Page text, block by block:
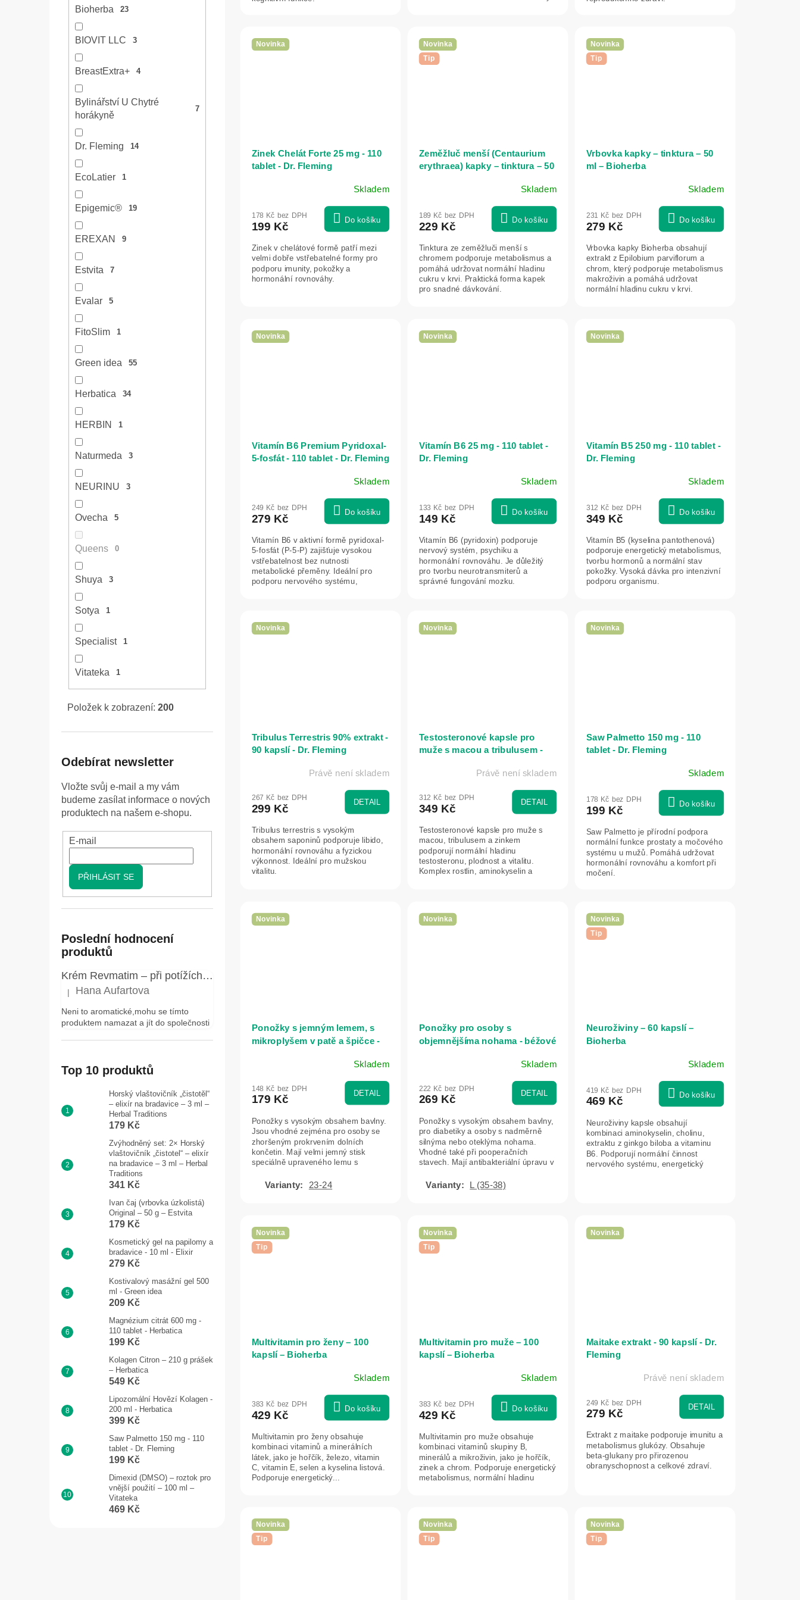
Bioherba 23
BIOVIT LLC 3
BreastExtra+ 4
Bylinářství U Chytré
horákyně
7
Dr. Fleming 14
EcoLatier 1
Epigemic® 19
EREXAN 9
Estvita 7
Evalar 5
FitoSlim 1
Green idea 55
Herbatica 34
HERBIN 1
Naturmeda 3
NEURINU 3
Ovecha 5
Queens 0
Shuya 3
Sotya 1
Specialist 1
Vitateka 1
Položek k zobrazení: 200
Odebírat newsletter
Vložte svůj e-mail a my vám
budeme zasílat informace o nových
produktech na našem e-shopu.
E-mail
PŘIHLÁSIT SE
Poslední hodnocení
produktů
Krém Revmatim – při potížích s klouby a pohybovým aparátem, bolestech zad a revmatických obtížích – Elixir – 75 ml
Hodnocení produktu je 5 z 5 hvězdiček.
| Hana Aufartova
Neni to aromatické,mohu se tímto
produktem namazat a jít do společnosti
Top 10 produktů
Horský vlaštovičník „čistotěl“
– elixír na bradavice – 3 ml –
Herbal Traditions
179 Kč
Zvýhodněný set: 2× Horský
vlaštovičník „čistotel“ – elixír
na bradavice – 3 ml – Herbal
Traditions
341 Kč
Ivan čaj (vrbovka úzkolistá)
Original – 50 g – Estvita
179 Kč
Kosmetický gel na papilomy a
bradavice - 10 ml - Elixir
279 Kč
Kostivalový masážní gel 500
ml - Green idea
209 Kč
Magnézium citrát 600 mg -
110 tablet - Herbatica
199 Kč
Kolagen Citron – 210 g prášek
– Herbatica
549 Kč
Lipozomální Hovězí Kolagen -
200 ml - Herbatica
399 Kč
Saw Palmetto 150 mg - 110
tablet - Dr. Fleming
199 Kč
Dimexid (DMSO) – roztok pro
vnější použití – 100 ml –
Vitateka
469 Kč
Novinka
Zinek Chelát Forte 25 mg - 110
tablet - Dr. Fleming
Skladem
178 Kč bez DPH
199 Kč Do košíku
Zinek v chelátové formě patří mezi
velmi dobře vstřebatelné formy pro
podporu imunity, pokožky a
hormonální rovnováhy.
Novinka
Tip
Zeměžluč menší (Centaurium
erythraea) kapky – tinktura – 50
Skladem
189 Kč bez DPH
229 Kč Do košíku
Tinktura ze zeměžluči menší s
chromem podporuje metabolismus a
pomáhá udržovat normální hladinu
cukru v krvi. Praktická forma kapek
pro snadné dávkování.
Novinka
Tip
Vrbovka kapky – tinktura – 50
ml – Bioherba
Skladem
231 Kč bez DPH
279 Kč Do košíku
Vrbovka kapky Bioherba obsahují
extrakt z Epilobium parviflorum a
chrom, který podporuje metabolismus
makroživin a pomáhá udržovat
normální hladinu cukru v krvi.
Novinka
Vitamín B6 Premium Pyridoxal-
5-fosfát - 110 tablet - Dr. Fleming
Skladem
249 Kč bez DPH
279 Kč Do košíku
Vitamín B6 v aktivní formě pyridoxal-
5-fosfát (P-5-P) zajišťuje vysokou
vstřebatelnost bez nutnosti
metabolické přeměny. Ideální pro
podporu nervového systému,
Novinka
Vitamín B6 25 mg - 110 tablet -
Dr. Fleming
Skladem
133 Kč bez DPH
149 Kč Do košíku
Vitamín B6 (pyridoxin) podporuje
nervový systém, psychiku a
hormonální rovnováhu. Je důležitý
pro tvorbu neurotransmiterů a
správné fungování mozku.
Novinka
Vitamín B5 250 mg - 110 tablet -
Dr. Fleming
Skladem
312 Kč bez DPH
349 Kč Do košíku
Vitamín B5 (kyselina pantothenová)
podporuje energetický metabolismus,
tvorbu hormonů a normální stav
pokožky. Vysoká dávka pro intenzivní
podporu organismu.
Novinka
Tribulus Terrestris 90% extrakt -
90 kapslí - Dr. Fleming
Právě není skladem
267 Kč bez DPH
299 Kč
DETAIL
Tribulus terrestris s vysokým
obsahem saponinů podporuje libido,
hormonální rovnováhu a fyzickou
výkonnost. Ideální pro mužskou
vitalitu.
Novinka
Testosteronové kapsle pro
muže s macou a tribulusem -
Právě není skladem
312 Kč bez DPH
349 Kč
DETAIL
Testosteronové kapsle pro muže s
macou, tribulusem a zinkem
podporují normální hladinu
testosteronu, plodnost a vitalitu.
Komplex rostlin, aminokyselin a
Novinka
Saw Palmetto 150 mg - 110
tablet - Dr. Fleming
Skladem
178 Kč bez DPH
199 Kč Do košíku
Saw Palmetto je přírodní podpora
normální funkce prostaty a močového
systému u mužů. Pomáhá udržovat
hormonální rovnováhu a komfort při
močení.
Novinka
Ponožky s jemným lemem, s
mikroplyšem v patě a špičce -
Skladem
148 Kč bez DPH
179 Kč
DETAIL
Ponožky s vysokým obsahem bavlny.
Jsou vhodné zejména pro osoby se
zhoršeným prokrvením dolních
končetin. Mají velmi jemný stisk
speciálně upraveného lemu s
23-24
Novinka
Ponožky pro osoby s
objemnějšíma nohama - béžové
Skladem
222 Kč bez DPH
269 Kč
DETAIL
Ponožky s vysokým obsahem bavlny,
pro diabetiky a osoby s nadměrně
silnýma nebo oteklýma nohama.
Vhodné také při pooperačních
stavech. Mají antibakteriální úpravu v
L (35-38)
Novinka
Tip
Neuroživiny – 60 kapslí –
Bioherba
Skladem
419 Kč bez DPH
469 Kč Do košíku
Neuroživiny kapsle obsahují
kombinaci aminokyselin, cholinu,
extraktu z ginkgo biloba a vitaminu
B6. Podporují normální činnost
nervového systému, energetický
Novinka
Tip
Multivitamin pro ženy – 100
kapslí – Bioherba
Skladem
383 Kč bez DPH
429 Kč Do košíku
Multivitamin pro ženy obsahuje
kombinaci vitaminů a minerálních
látek, jako je hořčík, železo, vitamin
C, vitamin E, selen a kyselina listová.
Podporuje energetický...
Novinka
Tip
Multivitamin pro muže – 100
kapslí – Bioherba
Skladem
383 Kč bez DPH
429 Kč Do košíku
Multivitamin pro muže obsahuje
kombinaci vitaminů skupiny B,
minerálů a mikroživin, jako je hořčík,
zinek a chrom. Podporuje energetický
metabolismus, normální hladinu
Novinka
Maitake extrakt - 90 kapslí - Dr.
Fleming
Právě není skladem
249 Kč bez DPH
279 Kč
DETAIL
Extrakt z maitake podporuje imunitu a
metabolismus glukózy. Obsahuje
beta-glukany pro přirozenou
obranyschopnost a celkové zdraví.
Novinka
Tip
Novinka
Tip
Novinka
Tip